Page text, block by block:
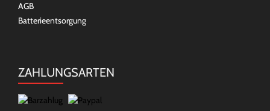
AGB
Batterieentsorgung
ZAHLUNGSARTEN